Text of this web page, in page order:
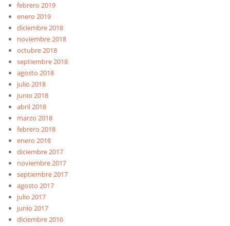
febrero 2019
enero 2019
diciembre 2018
noviembre 2018
octubre 2018
septiembre 2018
agosto 2018
julio 2018
junio 2018
abril 2018
marzo 2018
febrero 2018
enero 2018
diciembre 2017
noviembre 2017
septiembre 2017
agosto 2017
julio 2017
junio 2017
diciembre 2016